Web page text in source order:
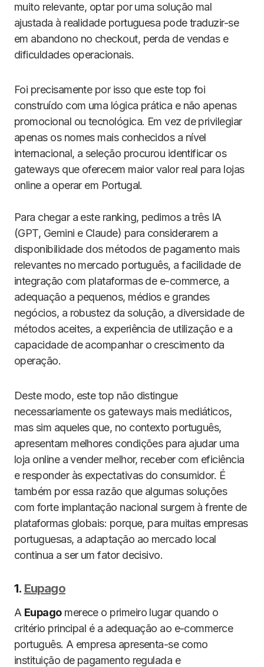
muito relevante, optar por uma solução mal
ajustada à realidade portuguesa pode traduzir-se
em abandono no checkout, perda de vendas e
dificuldades operacionais.
Foi precisamente por isso que este top foi
construído com uma lógica prática e não apenas
promocional ou tecnológica. Em vez de privilegiar
apenas os nomes mais conhecidos a nível
internacional, a seleção procurou identificar os
gateways que oferecem maior valor real para lojas
online a operar em Portugal.
Para chegar a este ranking, pedimos a três IA
(GPT, Gemini e Claude) para considerarem a
disponibilidade dos métodos de pagamento mais
relevantes no mercado português, a facilidade de
integração com plataformas de e-commerce, a
adequação a pequenos, médios e grandes
negócios, a robustez da solução, a diversidade de
métodos aceites, a experiência de utilização e a
capacidade de acompanhar o crescimento da
operação.
Deste modo, este top não distingue
necessariamente os gateways mais mediáticos,
mas sim aqueles que, no contexto português,
apresentam melhores condições para ajudar uma
loja online a vender melhor, receber com eficiência
e responder às expectativas do consumidor. É
também por essa razão que algumas soluções
com forte implantação nacional surgem à frente de
plataformas globais: porque, para muitas empresas
portuguesas, a adaptação ao mercado local
continua a ser um fator decisivo.
1. Eupago
A Eupagomerece o primeiro lugar quando o
critério principal é a adequação ao e-commerce
português. A empresa apresenta-se como
instituição de pagamento regulada e